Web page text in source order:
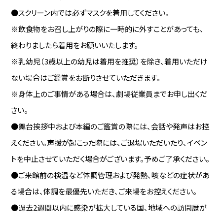
●スクリーン内では必ずマスクを着用してください。
※飲食物をお召し上がりの際に一時的に外すことがあっても、
終わりましたら着用をお願いいたします。
※乳幼児（3歳以上の幼児は着用を推奨）を除き、着用いただけ
ない場合はご鑑賞をお断りさせていただきます。
※身体上のご事情がある場合は、劇場従業員までお申し出くだ
さい。
●舞台挨拶中および本編のご鑑賞の際には、会話や発声はお控
えください。声援が起こった際には、ご退場いただいたり、イベン
トを中止させていただく場合がございます。予めご了承ください。
●ご来館前の検温など体調管理および発熱、咳などの症状があ
る場合は、体調を最優先いただき、ご来場をお控えください。
●過去2週間以内に感染が拡大している国、地域への訪問歴が